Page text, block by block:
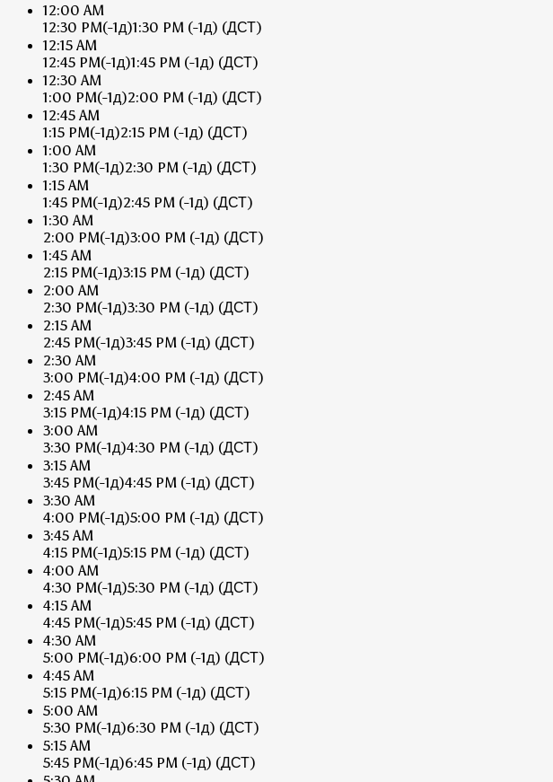
12:00 AM
12:30 PM(-1д)1:30 PM (-1д) (ДСТ)
12:15 AM
12:45 PM(-1д)1:45 PM (-1д) (ДСТ)
12:30 AM
1:00 PM(-1д)2:00 PM (-1д) (ДСТ)
12:45 AM
1:15 PM(-1д)2:15 PM (-1д) (ДСТ)
1:00 AM
1:30 PM(-1д)2:30 PM (-1д) (ДСТ)
1:15 AM
1:45 PM(-1д)2:45 PM (-1д) (ДСТ)
1:30 AM
2:00 PM(-1д)3:00 PM (-1д) (ДСТ)
1:45 AM
2:15 PM(-1д)3:15 PM (-1д) (ДСТ)
2:00 AM
2:30 PM(-1д)3:30 PM (-1д) (ДСТ)
2:15 AM
2:45 PM(-1д)3:45 PM (-1д) (ДСТ)
2:30 AM
3:00 PM(-1д)4:00 PM (-1д) (ДСТ)
2:45 AM
3:15 PM(-1д)4:15 PM (-1д) (ДСТ)
3:00 AM
3:30 PM(-1д)4:30 PM (-1д) (ДСТ)
3:15 AM
3:45 PM(-1д)4:45 PM (-1д) (ДСТ)
3:30 AM
4:00 PM(-1д)5:00 PM (-1д) (ДСТ)
3:45 AM
4:15 PM(-1д)5:15 PM (-1д) (ДСТ)
4:00 AM
4:30 PM(-1д)5:30 PM (-1д) (ДСТ)
4:15 AM
4:45 PM(-1д)5:45 PM (-1д) (ДСТ)
4:30 AM
5:00 PM(-1д)6:00 PM (-1д) (ДСТ)
4:45 AM
5:15 PM(-1д)6:15 PM (-1д) (ДСТ)
5:00 AM
5:30 PM(-1д)6:30 PM (-1д) (ДСТ)
5:15 AM
5:45 PM(-1д)6:45 PM (-1д) (ДСТ)